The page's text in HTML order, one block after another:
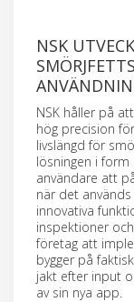
NSK
NSK håller på
hög precision
livslängd för
lösningen i
användare att
när det
innovativa
inspektioner
företag att
bygger på
jakt efter input
av sin nya app.